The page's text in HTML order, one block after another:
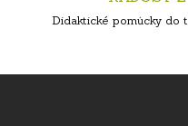
Didaktické pomůcky do